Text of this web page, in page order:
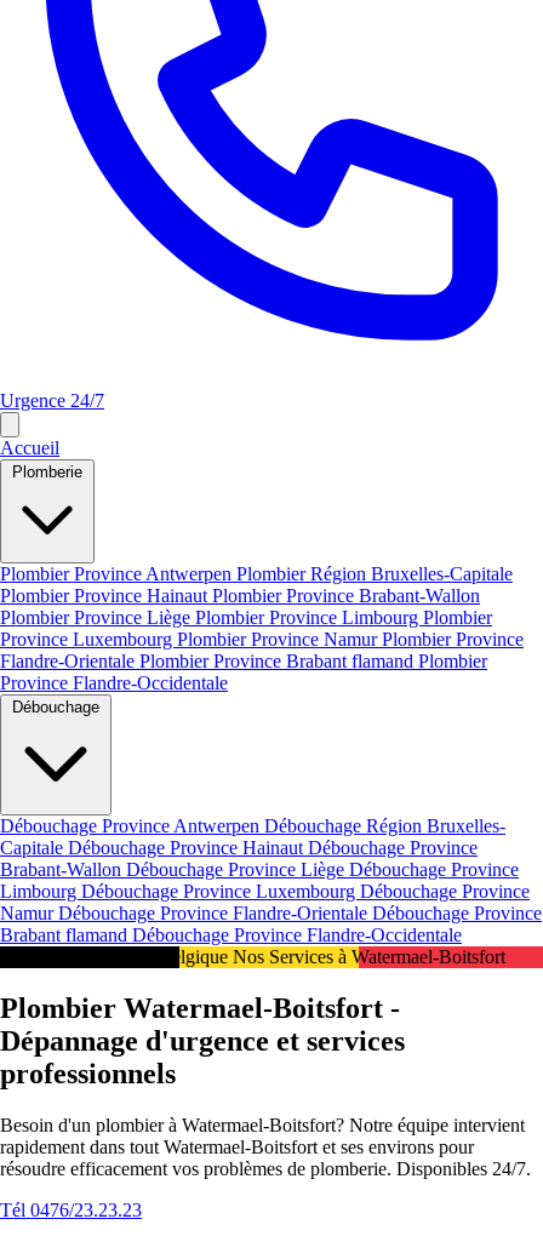
Urgence 24/7
Accueil
Plombier Province Antwerpen Plombier Région Bruxelles-Capitale
Plombier Province Hainaut Plombier Province Brabant-Wallon
Plombier Province Liège Plombier Province Limbourg Plombier
Province Luxembourg Plombier Province NamurPlombier Province
Flandre-Orientale Plombier Province Brabant flamand Plombier
Province Flandre-Occidentale
Débouchage Province Antwerpen Débouchage Région Bruxelles-
Capitale Débouchage Province Hainaut Débouchage Province
Brabant-Wallon Débouchage Province Liège Débouchage Province
Limbourg Débouchage Province Luxembourg Débouchage Province
NamurDébouchage Province Flandre-Orientale Débouchage Province
Brabant flamand Débouchage Province Flandre-Occidentale
Intervention 24/7 en Belgique Nos Services à Watermael-Boitsfort
Plombier Watermael-Boitsfort -
Dépannage d'urgence et services
professionnels
Besoin d'un plombier à Watermael-Boitsfort? Notre équipe intervient
rapidement dans tout Watermael-Boitsfort et ses environs pour
résoudre efficacement vos problèmes de plomberie. Disponibles 24/7.
Tél 0476/23.23.23